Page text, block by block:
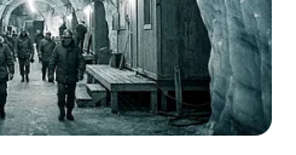
… Vou fazer. Parabéns para